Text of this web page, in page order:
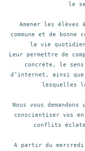
le
Amener les élèves
commune et de
la vie
Leur permettre de
concrète, le
d’internet, ainsi
lesquelles
Nous vous
conscientiser vos
conflits
A partir du mercredi